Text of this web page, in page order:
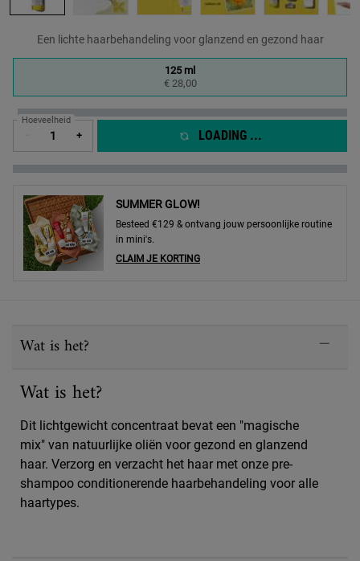
Een lichte haarbehandeling voor glanzend en gezond haar
Geselecteerd
125 ml
€ 28,00
, 1 of 1
Hoeveelheid
+ LOADING ...
SUMMER GLOW!
Besteed €129 & ontvang jouw persoonlijke routine
in mini's.
CLAIM JE KORTING
Wat is het?
Wat is het?
Dit lichtgewicht concentraat bevat een "magische
mix" van natuurlijke oliën voor gezond en glanzend
haar. Verzorg en verzacht het haar met onze pre-
shampoo conditionerende haarbehandeling voor alle
haartypes.